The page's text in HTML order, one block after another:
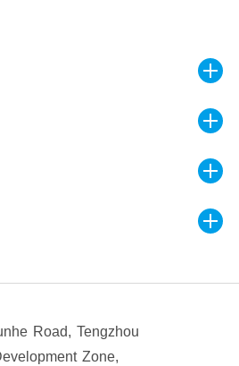
Road, Tengzhou
Zone,